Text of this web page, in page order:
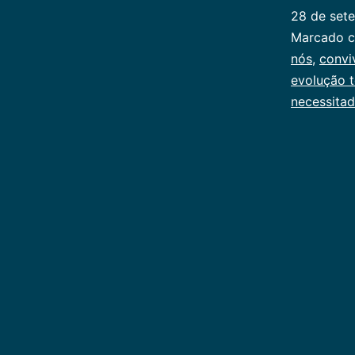
28 de
como
Marcado
nós,
evolução